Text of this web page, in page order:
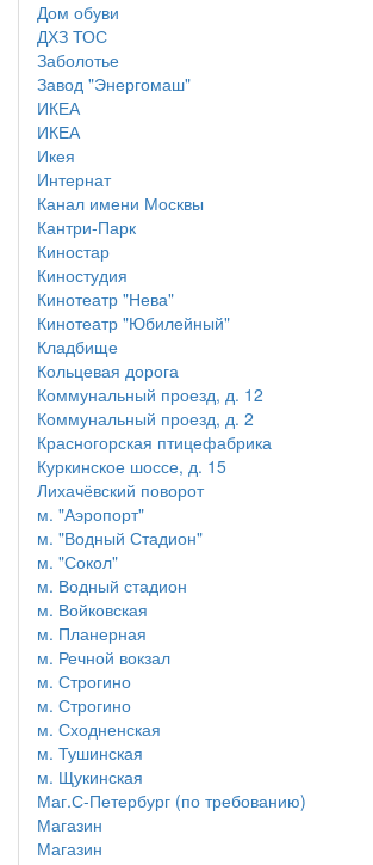
Дом обуви
ДХЗ ТОС
Заболотье
Завод "Энергомаш"
ИКЕА
ИКЕА
Икея
Интернат
Канал имени Москвы
Кантри-Парк
Киностар
Киностудия
Кинотеатр "Нева"
Кинотеатр "Юбилейный"
Кладбище
Кольцевая дорога
Коммунальный проезд, д. 12
Коммунальный проезд, д. 2
Красногорская птицефабрика
Куркинское шоссе, д. 15
Лихачёвский поворот
м. "Аэропорт"
м. "Водный Стадион"
м. "Сокол"
м. Водный стадион
м. Войковская
м. Планерная
м. Речной вокзал
м. Строгино
м. Строгино
м. Сходненская
м. Тушинская
м. Щукинская
Маг.С-Петербург (по требованию)
Магазин
Магазин